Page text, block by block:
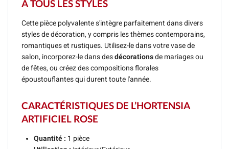
À TOUS LES STYLES
Cette pièce polyvalente s'intègre parfaitement dans divers
styles de décoration, y compris les thèmes contemporains,
romantiques et rustiques. Utilisez-le dans votre vase de
salon, incorporez-le dans desdécorationsde mariages ou
de fêtes, ou créez des compositions florales
époustouflantes qui durent toute l'année.
CARACTÉRISTIQUES DE L’HORTENSIA
ARTIFICIEL ROSE
Quantité : 1 pièce